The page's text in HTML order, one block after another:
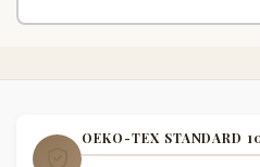
OEKO-TEX STANDARD